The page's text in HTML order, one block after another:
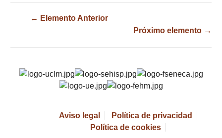
← Elemento Anterior
Próximo elemento →
Aviso legal
Política de privacidad
Política de cookies